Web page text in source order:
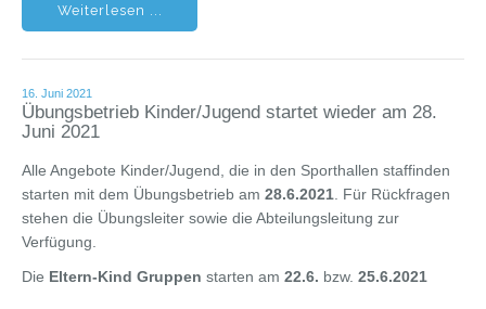
Weiterlesen ...
16. Juni 2021
Übungsbetrieb Kinder/Jugend startet wieder am 28.
Juni 2021
Alle Angebote Kinder/Jugend, die in den Sporthallen staffinden
starten mit dem Übungsbetrieb am 28.6.2021 . Für Rückfragen
stehen die Übungsleiter sowie die Abteilungsleitung zur
Verfügung.
Die Eltern-Kind Gruppen starten am 22.6. bzw. 25.6.2021